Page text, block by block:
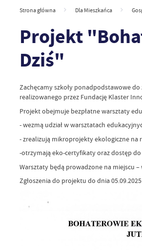
Strona główna Dla Mieszkańca
Projekt
Dziś"
Zachęcamy szkoły ponadpodstawowe
realizowanego przez Fundację Klaster
Projekt obejmuje bezpłatne warsztaty
- wezmą udział w warsztatach
- zrealizują mikroprojekty ekologiczne na
-otrzymają eko-certyfikaty oraz dostęp
Warsztaty będą prowadzone na miejscu
Zgłoszenia do projektu do dnia